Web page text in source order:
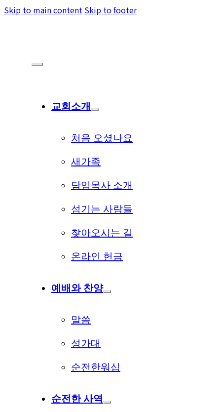
Skip to main content Skip to footer
교회소개
처음 오셨나요
새가족
담임목사 소개
섬기는 사람들
찾아오시는 길
온라인 헌금
예배와 찬양
말씀
성가대
순전한워십
순전한 사역